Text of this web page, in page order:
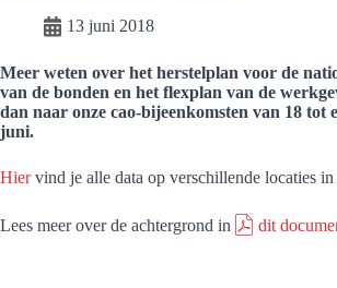
13 juni 2018
Meer weten over het herstelplan voor de
van de bonden en het flexplan van de
dan naar onze cao-bijeenkomsten van 18 tot
juni.
Hiervind je alle data op verschillende locaties in
Lees meer over de achtergrond in dit